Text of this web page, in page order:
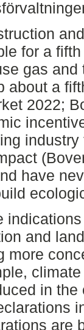
for a
gas
about a
2022;
have
and
more
in
are